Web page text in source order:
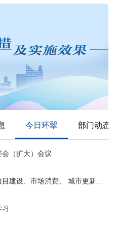
今日环翠 部门动态
（扩大）会议
设、市场消费、 城市更新工作